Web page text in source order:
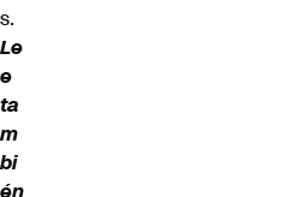
s.
Le
e
ta
m
bi
én